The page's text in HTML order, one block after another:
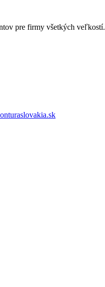
pre firmy všetkých veľkostí.